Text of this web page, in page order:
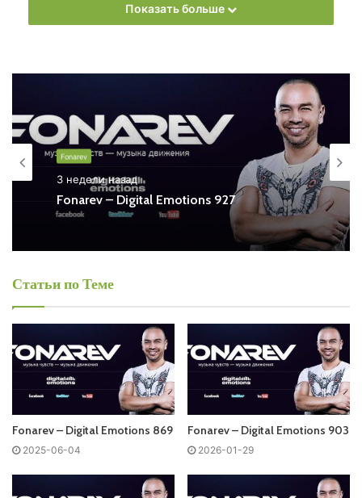
Trance Century RadioВы можете бесплатно
и альбомы исполнителя fonarev.
Also you can find all episodes of radioshow Fonarev–
Digital Emotions Free Listen and Download MP3
Ближайший эфир:
Запись выпусков
Слушай и добавляй плейлист VK:
Tracklist:
Показать больше
Fonarev
3 недели назад
Fonarev – Digital Emotions 927
Статьи по Теме
Fonarev – Digital Emotions 869
2025-06-04
Fonarev – Digital Emotions 903
2026-01-29